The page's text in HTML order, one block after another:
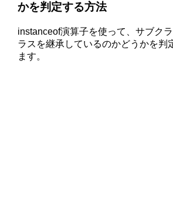
かを判定する方法
instanceof演算子を使って、サブク
ラスを継承しているのかどうかを判
ます。